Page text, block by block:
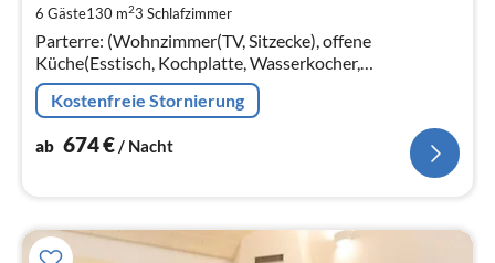
6 Gäste130 m23 Schlafzimmer
Parterre: (Wohnzimmer(TV, Sitzecke), offene
Küche(Esstisch, Kochplatte, Wasserkocher,
Kaffeemaschine, Backofen, Kombi-Mikrowelle,
Spülmaschine, , ), Schlafzimmer(Doppelbett)
Kostenfreie Stornierung
ab 674€/ Nacht